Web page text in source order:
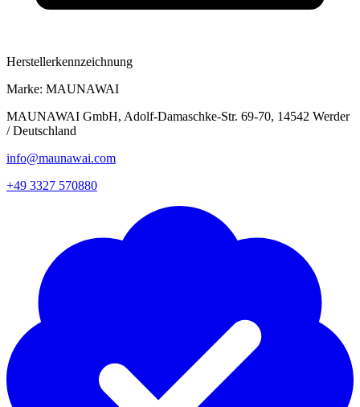
Herstellerkennzeichnung
Marke: MAUNAWAI
MAUNAWAI GmbH, Adolf-Damaschke-Str. 69-70, 14542 Werder
/ Deutschland
info@maunawai.com
+49 3327 570880